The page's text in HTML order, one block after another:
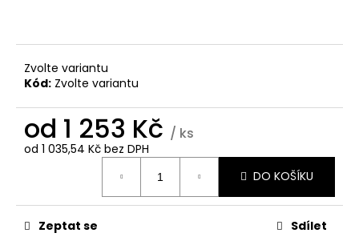
Zvolte variantu
Kód: Zvolte variantu
od 1 253 Kč / ks
od 1 035,54 Kč bez DPH
DO KOŠÍKU
Zeptat se Sdílet
WHITE
480